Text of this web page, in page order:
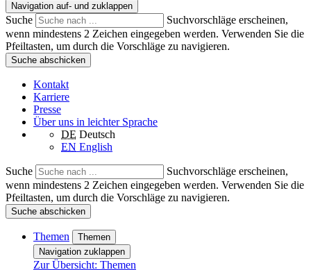
Navigation auf- und zuklappen
Suche
Suchvorschläge erscheinen,
wenn mindestens 2 Zeichen eingegeben werden. Verwenden Sie die
Pfeiltasten, um durch die Vorschläge zu navigieren.
Suche abschicken
Kontakt
Karriere
Presse
Über uns in leichter Sprache
DE Deutsch
EN English
Suche
Suchvorschläge erscheinen,
wenn mindestens 2 Zeichen eingegeben werden. Verwenden Sie die
Pfeiltasten, um durch die Vorschläge zu navigieren.
Suche abschicken
Themen
Themen
Navigation zuklappen
Zur Übersicht: Themen